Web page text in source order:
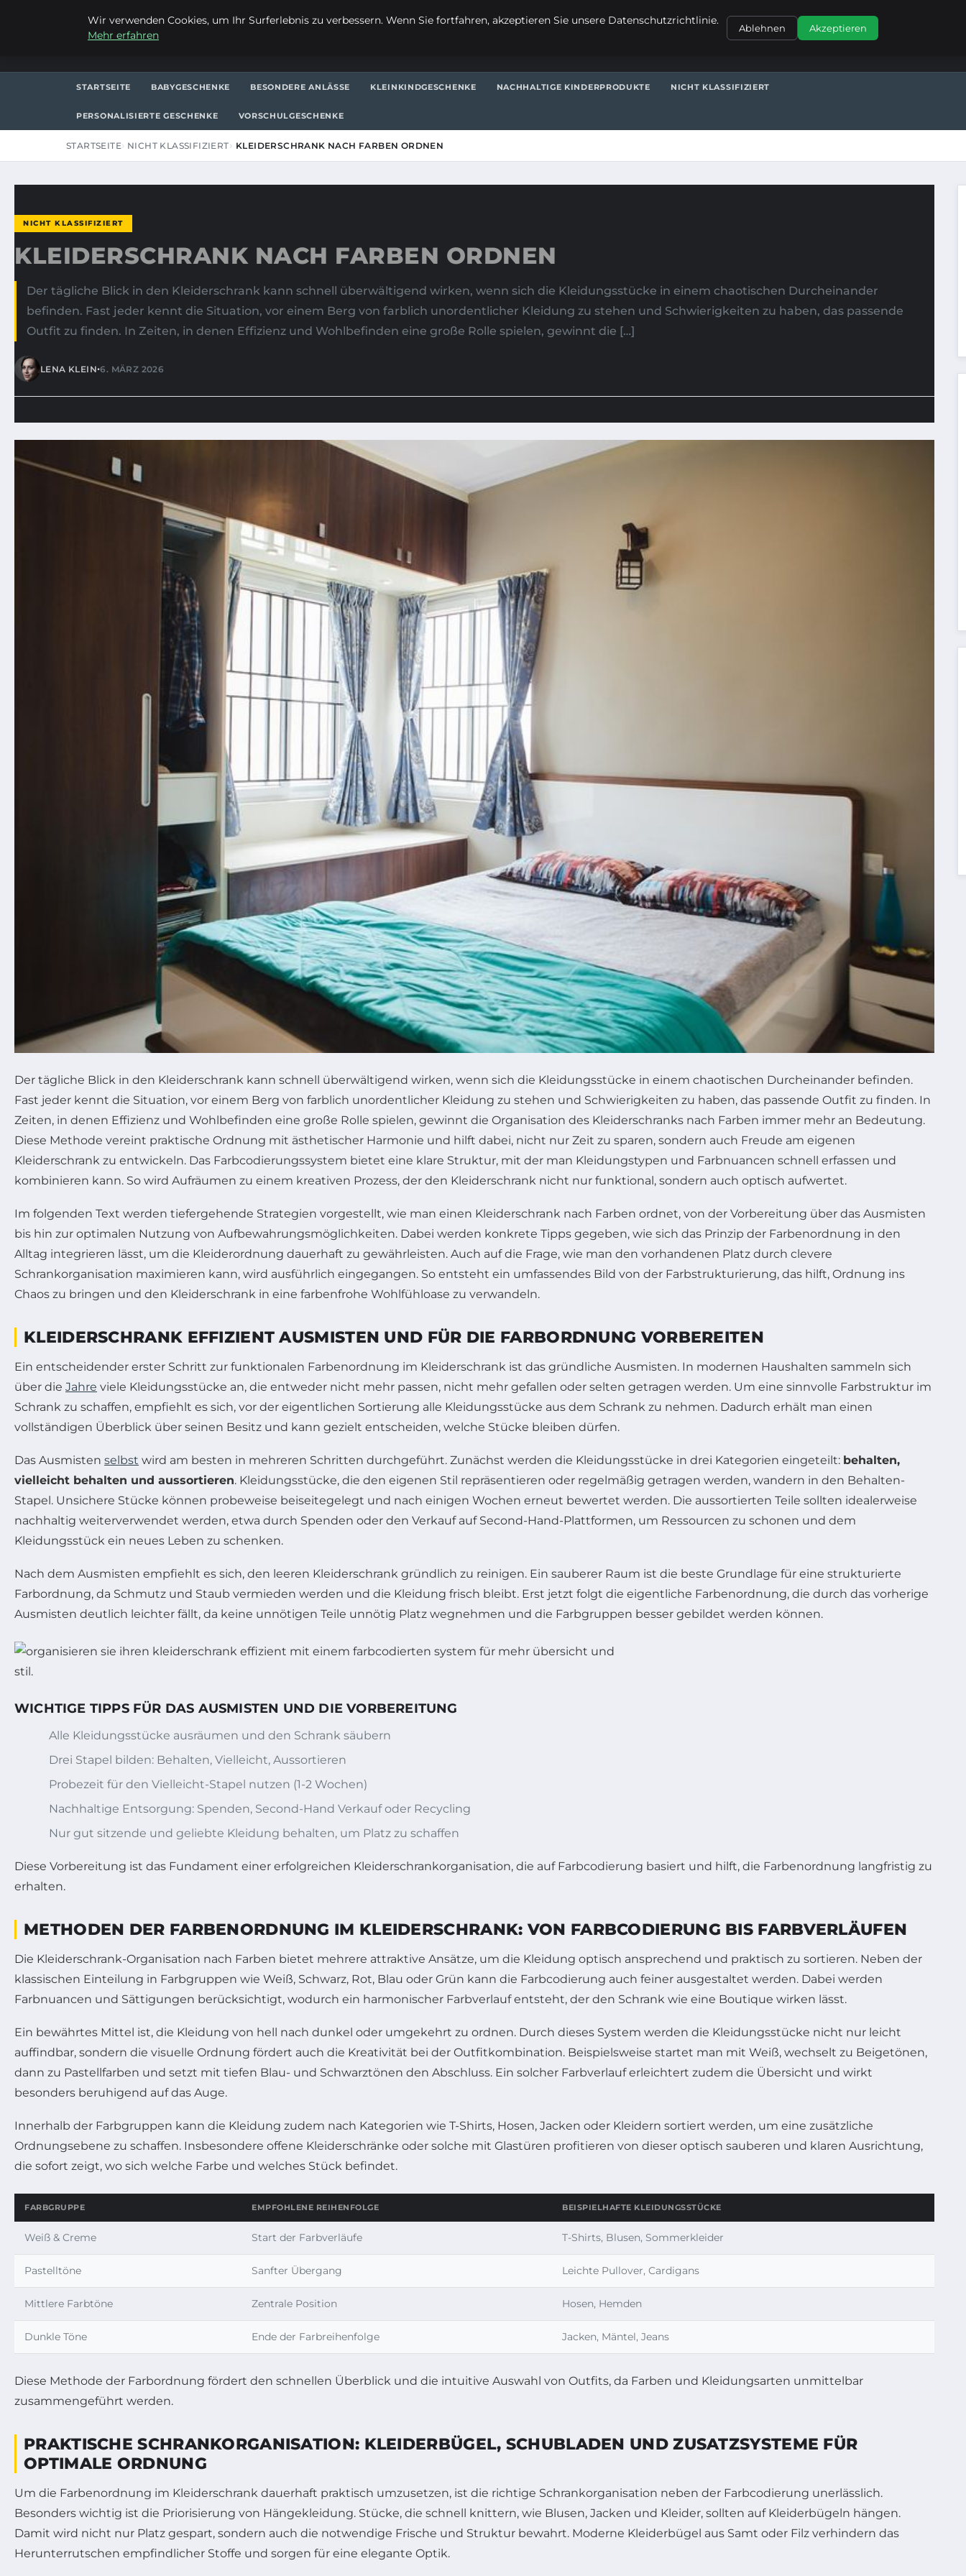
STARTSEITE BABYGESCHENKE BESONDERE ANLÄSSE KLEINKINDGESCHENKE NACHHALTIGE KINDERPRODUKTE NICHT KLASSIFIZIERT
PERSONALISIERTE GESCHENKE VORSCHULGESCHENKE
STARTSEITE NICHT KLASSIFIZIERT KLEIDERSCHRANK NACH FARBEN ORDNEN
NICHT KLASSIFIZIERT
KLEIDERSCHRANK NACH FARBEN ORDNEN
Der tägliche Blick in den Kleiderschrank kann schnell überwältigend wirken, wenn sich die Kleidungsstücke in einem chaotischen Durcheinander
befinden. Fast jeder kennt die Situation, vor einem Berg von farblich unordentlicher Kleidung zu stehen und Schwierigkeiten zu haben, das passende
Outfit zu finden. In Zeiten, in denen Effizienz und Wohlbefinden eine große Rolle spielen, gewinnt die […]
LENA KLEIN•6. MÄRZ 2026
Der tägliche Blick in den Kleiderschrank kann schnell überwältigend wirken, wenn sich die Kleidungsstücke in einem chaotischen Durcheinander befinden.
Fast jeder kennt die Situation, vor einem Berg von farblich unordentlicher Kleidung zu stehen und Schwierigkeiten zu haben, das passende Outfit zu finden. In
Zeiten, in denen Effizienz und Wohlbefinden eine große Rolle spielen, gewinnt die Organisation des Kleiderschranks nach Farben immer mehr an Bedeutung.
Diese Methode vereint praktische Ordnung mit ästhetischer Harmonie und hilft dabei, nicht nur Zeit zu sparen, sondern auch Freude am eigenen
Kleiderschrank zu entwickeln. Das Farbcodierungssystem bietet eine klare Struktur, mit der man Kleidungstypen und Farbnuancen schnell erfassen und
kombinieren kann. So wird Aufräumen zu einem kreativen Prozess, der den Kleiderschrank nicht nur funktional, sondern auch optisch aufwertet.
Im folgenden Text werden tiefergehende Strategien vorgestellt, wie man einen Kleiderschrank nach Farben ordnet, von der Vorbereitung über das Ausmisten
bis hin zur optimalen Nutzung von Aufbewahrungs­möglichkeiten. Dabei werden konkrete Tipps gegeben, wie sich das Prinzip der Farbenordnung in den
Alltag integrieren lässt, um die Kleiderordnung dauerhaft zu gewährleisten. Auch auf die Frage, wie man den vorhandenen Platz durch clevere
Schrankorganisation maximieren kann, wird ausführlich eingegangen. So entsteht ein umfassendes Bild von der Farb­strukturierung, das hilft, Ordnung ins
Chaos zu bringen und den Kleiderschrank in eine farbenfrohe Wohlfühloase zu verwandeln.
KLEIDERSCHRANK EFFIZIENT AUSMISTEN UND FÜR DIE FARBORDNUNG VORBEREITEN
Ein entscheidender erster Schritt zur funktionalen Farbenordnung im Kleiderschrank ist das gründliche Ausmisten. In modernen Haushalten sammeln sich
über die Jahre viele Kleidungsstücke an, die entweder nicht mehr passen, nicht mehr gefallen oder selten getragen werden. Um eine sinnvolle Farbstruktur im
Schrank zu schaffen, empfiehlt es sich, vor der eigentlichen Sortierung alle Kleidungsstücke aus dem Schrank zu nehmen. Dadurch erhält man einen
vollständigen Überblick über seinen Besitz und kann gezielt entscheiden, welche Stücke bleiben dürfen.
Das Ausmisten selbst wird am besten in mehreren Schritten durchgeführt. Zunächst werden die Kleidungsstücke in drei Kategorien eingeteilt: behalten,
vielleicht behalten und aussortieren. Kleidungsstücke, die den eigenen Stil repräsentieren oder regelmäßig getragen werden, wandern in den Behalten-
Stapel. Unsichere Stücke können probeweise beiseitegelegt und nach einigen Wochen erneut bewertet werden. Die aussortierten Teile sollten idealerweise
nachhaltig weiterverwendet werden, etwa durch Spenden oder den Verkauf auf Second-Hand-Plattformen, um Ressourcen zu schonen und dem
Kleidungsstück ein neues Leben zu schenken.
Nach dem Ausmisten empfiehlt es sich, den leeren Kleiderschrank gründlich zu reinigen. Ein sauberer Raum ist die beste Grundlage für eine strukturierte
Farbordnung, da Schmutz und Staub vermieden werden und die Kleidung frisch bleibt. Erst jetzt folgt die eigentliche Farbenordnung, die durch das vorherige
Ausmisten deutlich leichter fällt, da keine unnötigen Teile unnötig Platz wegnehmen und die Farbgruppen besser gebildet werden können.
WICHTIGE TIPPS FÜR DAS AUSMISTEN UND DIE VORBEREITUNG
Alle Kleidungsstücke ausräumen und den Schrank säubern
Drei Stapel bilden: Behalten, Vielleicht, Aussortieren
Probezeit für den Vielleicht-Stapel nutzen (1-2 Wochen)
Nachhaltige Entsorgung: Spenden, Second-Hand Verkauf oder Recycling
Nur gut sitzende und geliebte Kleidung behalten, um Platz zu schaffen
Diese Vorbereitung ist das Fundament einer erfolgreichen Kleiderschrankorganisation, die auf Farbcodierung basiert und hilft, die Farbenordnung langfristig zu
erhalten.
METHODEN DER FARBENORDNUNG IM KLEIDERSCHRANK: VON FARBCODIERUNG BIS FARBVERLÄUFEN
Die Kleiderschrank-Organisation nach Farben bietet mehrere attraktive Ansätze, um die Kleidung optisch ansprechend und praktisch zu sortieren. Neben der
klassischen Einteilung in Farbgruppen wie Weiß, Schwarz, Rot, Blau oder Grün kann die Farbcodierung auch feiner ausgestaltet werden. Dabei werden
Farbnuancen und Sättigungen berücksichtigt, wodurch ein harmonischer Farbverlauf entsteht, der den Schrank wie eine Boutique wirken lässt.
Ein bewährtes Mittel ist, die Kleidung von hell nach dunkel oder umgekehrt zu ordnen. Durch dieses System werden die Kleidungsstücke nicht nur leicht
auffindbar, sondern die visuelle Ordnung fördert auch die Kreativität bei der Outfitkombination. Beispielsweise startet man mit Weiß, wechselt zu Beigetönen,
dann zu Pastellfarben und setzt mit tiefen Blau- und Schwarztönen den Abschluss. Ein solcher Farbverlauf erleichtert zudem die Übersicht und wirkt
besonders beruhigend auf das Auge.
Innerhalb der Farbgruppen kann die Kleidung zudem nach Kategorien wie T-Shirts, Hosen, Jacken oder Kleidern sortiert werden, um eine zusätzliche
Ordnungsebene zu schaffen. Insbesondere offene Kleiderschränke oder solche mit Glastüren profitieren von dieser optisch sauberen und klaren Ausrichtung,
die sofort zeigt, wo sich welche Farbe und welches Stück befindet.
FARBGRUPPE EMPFOHLENE REIHENFOLGE BEISPIELHAFTE KLEIDUNGSSTÜCKE
Weiß & Creme Start der Farbverläufe T-Shirts, Blusen, Sommerkleider
Pastelltöne Sanfter Übergang Leichte Pullover, Cardigans
Mittlere Farbtöne Zentrale Position Hosen, Hemden
Dunkle Töne Ende der Farbreihenfolge Jacken, Mäntel, Jeans
Diese Methode der Farbordnung fördert den schnellen Überblick und die intuitive Auswahl von Outfits, da Farben und Kleidungsarten unmittelbar
zusammengeführt werden.
PRAKTISCHE SCHRANKORGANISATION: KLEIDERBÜGEL, SCHUBLADEN UND ZUSATZSYSTEME FÜR
OPTIMALE ORDNUNG
Um die Farbenordnung im Kleiderschrank dauerhaft praktisch umzusetzen, ist die richtige Schrankorganisation neben der Farbcodierung unerlässlich.
Besonders wichtig ist die Priorisierung von Hängekleidung. Stücke, die schnell knittern, wie Blusen, Jacken und Kleider, sollten auf Kleiderbügeln hängen.
Damit wird nicht nur Platz gespart, sondern auch die notwendige Frische und Struktur bewahrt. Moderne Kleiderbügel aus Samt oder Filz verhindern das
Herunterrutschen empfindlicher Stoffe und sorgen für eine elegante Optik.
Wir verwenden Cookies, um Ihr Surferlebnis zu verbessern. Wenn Sie fortfahren, akzeptieren Sie unsere Datenschutzrichtlinie.
Mehr erfahren
Ablehnen Akzeptieren